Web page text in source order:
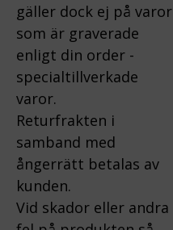
gäller dock ej på varor
som är graverade
enligt din order -
specialtillverkade
varor.
Returfrakten i
samband med
ångerrätt betalas av
kunden.
Vid skador eller andra